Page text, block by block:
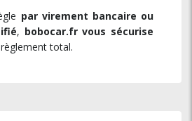
par virement bancaire ou
, bobocar.fr vous sécurise
règlement total.